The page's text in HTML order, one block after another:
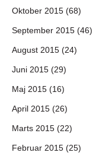
Oktober 2015 (68)
September 2015 (46)
August 2015 (24)
Juni 2015 (29)
Maj 2015 (16)
April 2015 (26)
Marts 2015 (22)
Februar 2015 (25)